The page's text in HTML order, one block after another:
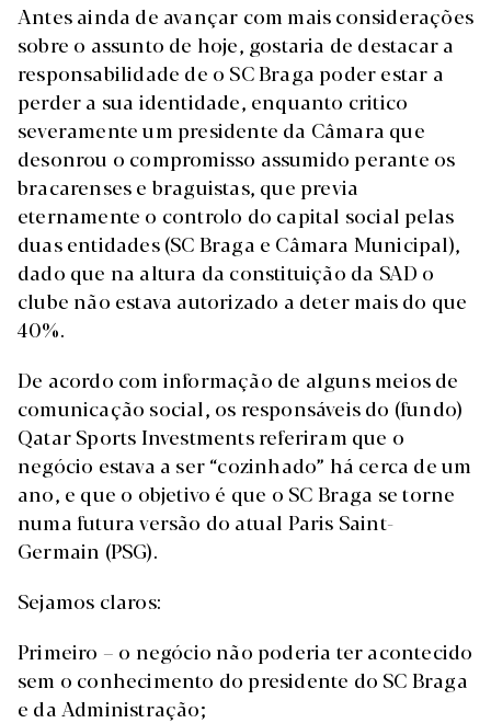
Antes ainda de avançar com mais considerações
sobre o assunto de hoje, gostaria de destacar a
responsabilidade de o SC Braga poder estar a
perder a sua identidade, enquanto critico
severamente um presidente da Câmara que
desonrou o compromisso assumido perante os
bracarenses e braguistas, que previa
eternamente o controlo do capital social pelas
duas entidades (SC Braga e Câmara Municipal),
dado que na altura da constituição da SAD o
clube não estava autorizado a deter mais do que
40%.
De acordo com informação de alguns meios de
comunicação social, os responsáveis do (fundo)
Qatar Sports Investments referiram que o
negócio estava a ser “cozinhado” há cerca de um
ano, e que o objetivo é que o SC Braga se torne
numa futura versão do atual Paris Saint-
Germain (PSG).
Sejamos claros:
Primeiro – o negócio não poderia ter acontecido
sem o conhecimento do presidente do SC Braga
e da Administração;